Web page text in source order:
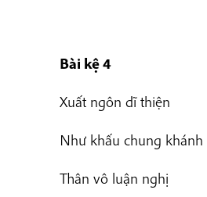
Bài kệ 4
Xuất ngôn dĩ
Như khấu
Thân vô luận